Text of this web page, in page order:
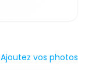
Ajoutez vos photos